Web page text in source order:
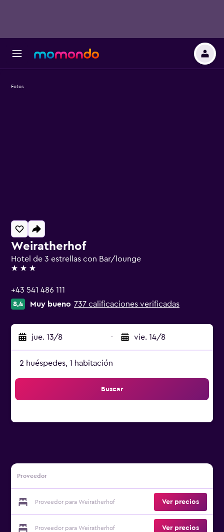
Weiratherhof
Hotel de 3 estrellas con Bar/lounge
3 estrellas
+43 541 486 111
8,4 Muy bueno 737 calificaciones verificadas
jue. 13/8 - vie. 14/8
2 huéspedes, 1 habitación
Buscar
Proveedor
Proveedor para Weiratherhof Ver precios
Proveedor para Weiratherhof Ver precios
Fotos